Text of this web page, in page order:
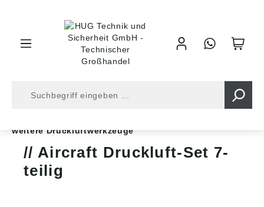
weitere Druckluftwerkzeuge
Aircraft Druckluft-Set 7-
teilig